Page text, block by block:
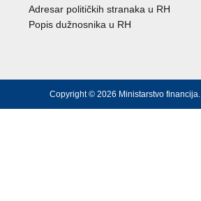
Adresar političkih stranaka u RH
Popis dužnosnika u RH
Copyright © 2026 Ministarstvo financija.